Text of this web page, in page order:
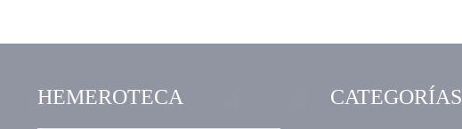
HEMEROTECA CATEGORÍAS